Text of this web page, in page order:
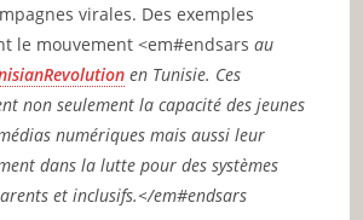
virales. Des exemples
le mouvement <em#endsars au
en Tunisie. Ces
non seulement la capacité des jeunes
numériques mais aussi leur
dans la lutte pour des systèmes
et inclusifs.</em#endsars